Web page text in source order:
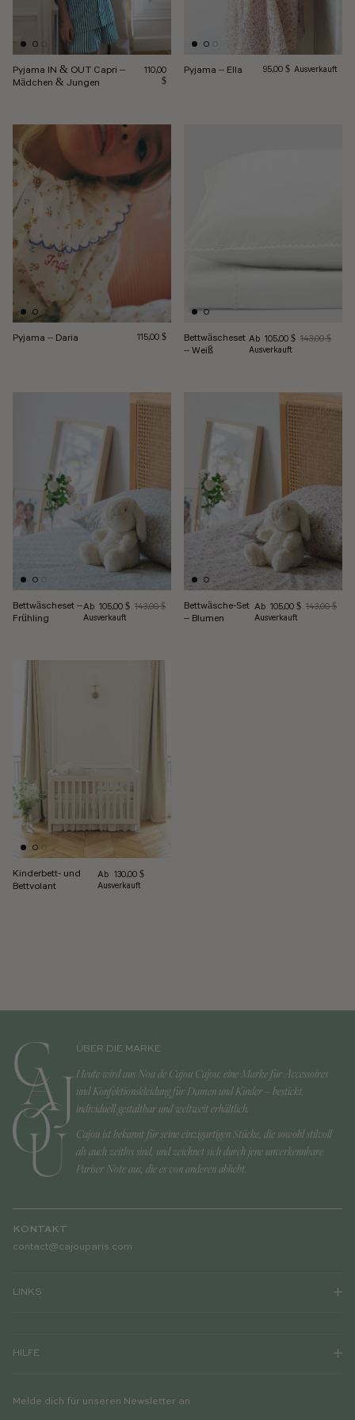
Pyjama IN & OUT Capri –
Mädchen & Jungen
Regulärer Preis
110,00
$
Pyjama – Ella Normalpreis
95,00 $ Ausverkauft
Pyjama – Daria Regulärer Preis
115,00 $
Bettwäscheset
– Weiß
Verkaufspreis
Ab 105,00 $ Regulärer Preis
143,00 $
Ausverkauft
Bettwäscheset –
Frühling
Verkaufspreis
Ab 105,00 $ Regulärer Preis
143,00 $
Ausverkauft
Bettwäsche-Set
– Blumen
Verkaufspreis
Ab 105,00 $ Regulärer
143,00 $
Ausverkauft
Kinderbett- und
Bettvolant
Normalpreis
Ab 130,00 $
Ausverkauft
ÜBER DIE MARKE
Heute wird aus Noa de Cajou Cajou: eine Marke für Accessoires
und Konfektionskleidung für Damen und Kinder – bestickt,
individuell gestaltbar und weltweit erhältlich.
Cajou ist bekannt für seine einzigartigen Stücke, die sowohl stilvoll
als auch zeitlos sind, und zeichnet sich durch jene unverkennbare
Pariser Note aus, die es von anderen abhebt.
KONTAKT
contact@cajouparis.com
LINKS
HILFE
Melde dich für unseren Newsletter an